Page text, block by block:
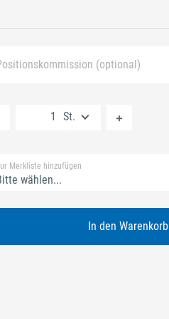
(optional)
St.
Merkliste hinzufügen
wählen...
In den Warenkorb